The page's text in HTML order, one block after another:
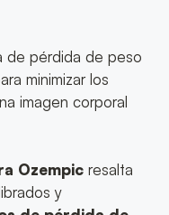
de pérdida de peso
minimizar los
imagen corporal
Ozempic resalta
y